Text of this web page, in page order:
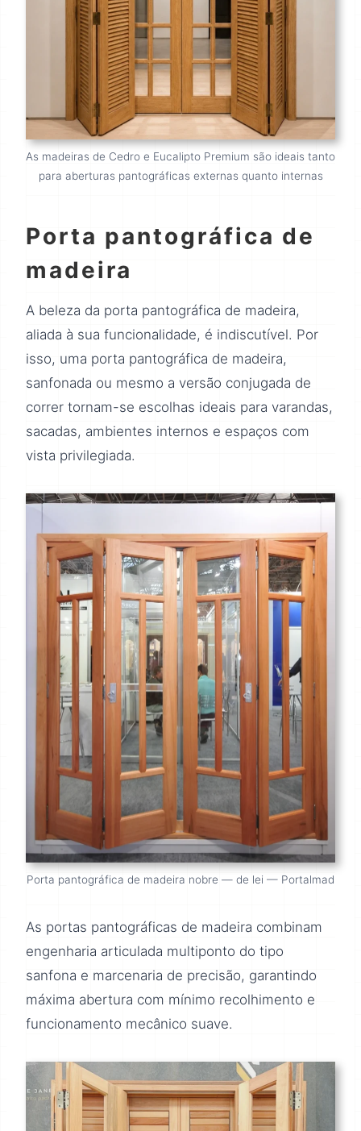
As madeiras de Cedro e Eucalipto Premium são ideais tanto
para aberturas pantográficas externas quanto internas
Porta pantográfica de
madeira
A beleza da porta pantográfica de madeira,
aliada à sua funcionalidade, é indiscutível. Por
isso, uma porta pantográfica de madeira,
sanfonada ou mesmo a versão conjugada de
correr tornam-se escolhas ideais para varandas,
sacadas, ambientes internos e espaços com
vista privilegiada.
Porta pantográfica de madeira nobre — de lei — Portalmad
As portas pantográficas de madeira combinam
engenharia articulada multiponto do tipo
sanfona e marcenaria de precisão, garantindo
máxima abertura com mínimo recolhimento e
funcionamento mecânico suave.